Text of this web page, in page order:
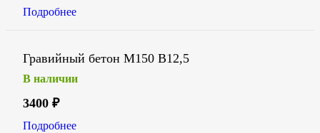
Подробнее
Гравийный бетон М150 В12,5
В наличии
3400 ₽
Подробнее